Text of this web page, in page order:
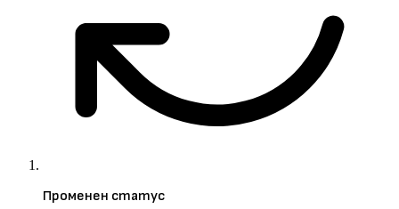
Променен статус